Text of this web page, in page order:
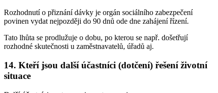
Rozhodnutí o přiznání dávky je orgán sociálního zabezpečení
povinen vydat nejpozději do 90 dnů ode dne zahájení řízení.
Tato lhůta se prodlužuje o dobu, po kterou se např. došetřují
rozhodné skutečnosti u zaměstnavatelů, úřadů aj.
14. Kteří jsou další účastníci (dotčení) řešení životní
situace